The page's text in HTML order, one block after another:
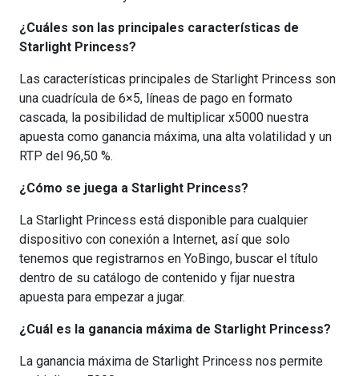
¿Cuáles son las principales características de
Starlight Princess?
Las características principales de Starlight Princess son
una cuadrícula de 6×5, líneas de pago en formato
cascada, la posibilidad de multiplicar x5000 nuestra
apuesta como ganancia máxima, una alta volatilidad y un
RTP del 96,50 %.
¿Cómo se juega a Starlight Princess?
La Starlight Princess está disponible para cualquier
dispositivo con conexión a Internet, así que solo
tenemos que registrarnos en YoBingo, buscar el título
dentro de su catálogo de contenido y fijar nuestra
apuesta para empezar a jugar.
¿Cuál es la ganancia máxima de Starlight Princess?
La ganancia máxima de Starlight Princess nos permite